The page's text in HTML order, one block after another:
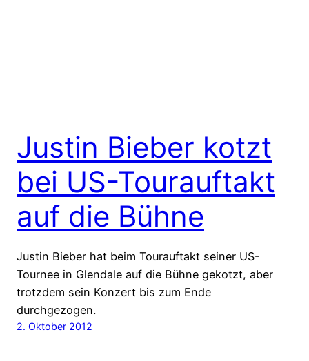
Justin Bieber kotzt
bei US-Tourauftakt
auf die Bühne
Justin Bieber hat beim Tourauftakt seiner US-
Tournee in Glendale auf die Bühne gekotzt, aber
trotzdem sein Konzert bis zum Ende
durchgezogen.
2. Oktober 2012